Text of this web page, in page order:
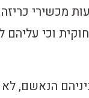
מכשירי
וכי עליהם
הנאשם, לא